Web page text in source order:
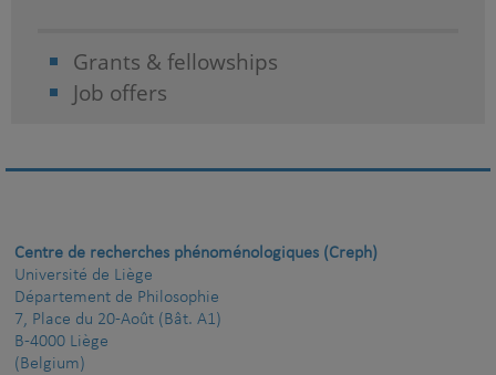
Grants & fellowships
Job offers
Centre de recherches phénoménologiques (Creph)
Université de Liège
Département de Philosophie
7, Place du 20-Août (Bât. A1)
B-4000 Liège
(Belgium)